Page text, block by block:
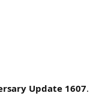
Update 1607.